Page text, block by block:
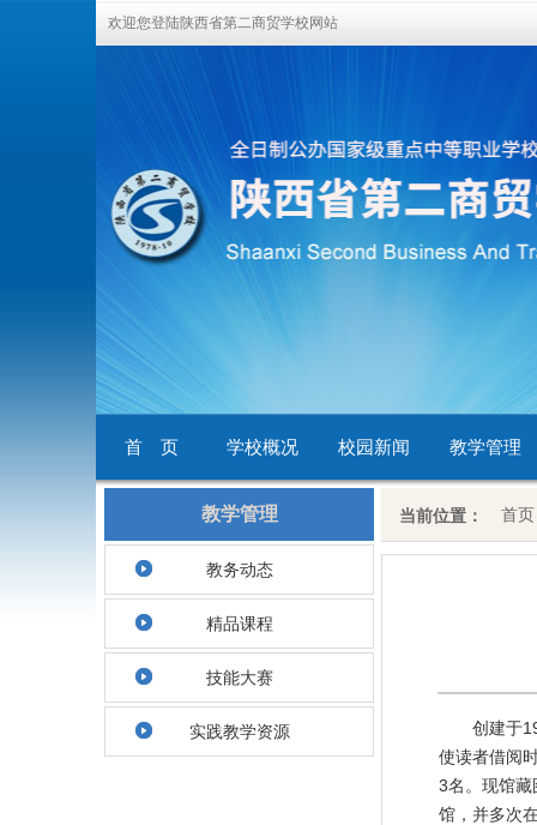
欢迎您登陆陕西省第二商贸学校网站
首 页 学校概况 校园新闻 教学管理
教学管理
教务动态
精品课程
技能大赛
实践教学资源
当前位置： 首页
创建于
使读者借阅
3名。现馆
馆，并多次